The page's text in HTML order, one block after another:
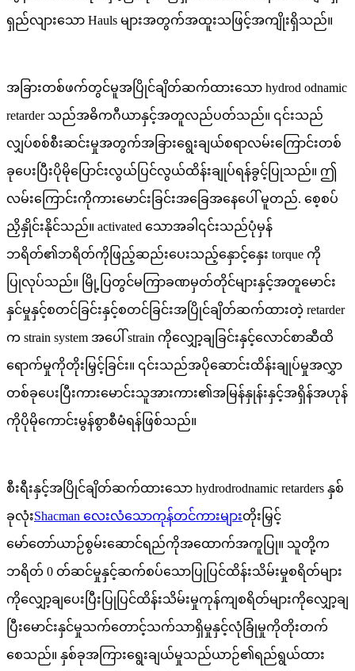
ရှည်လျားသော Hauls များအတွက်အထူးသဖြင့်အကျိုးရှိသည်။
အခြားတစ်ဖက်တွင်မူအပြိုင်ချိတ်ဆက်ထားသော hydrod odnamic
retarder သည်အဓိကဂီယာနှင့်အတူလည်ပတ်သည်။ ၎င်းသည်
လျှပ်စစ်စီးဆင်းမှုအတွက်အခြားရွေးချယ်စရာလမ်းကြောင်းတစ်
ခုပေးပြီးပိုမိုပြောင်းလွယ်ပြင်လွယ်ထိန်းချုပ်ရန်ခွင့်ပြုသည်။ ဤ
လမ်းကြောင်းကိုကားမောင်းခြင်းအခြေအနေပေါ် မူတည်. စေ့စပ်
ညှိနှိုင်းနိုင်သည်။ activated သောအခါ၎င်းသည်ပုံမှန်
ဘရိတ်၏ဘရိတ်ကိုဖြည့်ဆည်းပေးသည့်နှောင့်နှေး torque ကို
ပြုလုပ်သည်။ မြို့ပြတွင်မကြာခဏမှတ်တိုင်များနှင့်အတူမောင်း
နှင်မှုနှင့်စတင်ခြင်းနှင့်စတင်ခြင်းအပြိုင်ချိတ်ဆက်ထားတဲ့ retarder
က strain system အပေါ် strain ကိုလျှော့ချခြင်းနှင့်လောင်စာဆီထိ
ရောက်မှုကိုတိုးမြှင့်ခြင်း။ ၎င်းသည်အပိုဆောင်းထိန်းချုပ်မှုအလွှာ
တစ်ခုပေးပြီးကားမောင်းသူအားကား၏အမြန်နှုန်းနှင့်အရှိန်အဟုန်
ကိုပိုမိုကောင်းမွန်စွာစီမံရန်ဖြစ်သည်။
စီးရီးနှင့်အပြိုင်ချိတ်ဆက်ထားသော hydrodrodnamic retarders နှစ်
ခုလုံးShacman လေးလံသောကုန်တင်ကားများတိုးမြှင့်
မော်တော်ယာဉ်စွမ်းဆောင်ရည်ကိုအထောက်အကူပြု။ သူတို့က
ဘရိတ် 0 တ်ဆင်မှုနှင့်ဆက်စပ်သောပြုပြင်ထိန်းသိမ်းမှုစရိတ်များ
ကိုလျှော့ချပေးပြီးပြုပြင်ထိန်းသိမ်းမှုကုန်ကျစရိတ်များကိုလျှော့ချ
ပြီးမောင်းနှင်မှုသက်တောင့်သက်သာရှိမှုနှင့်လုံခြုံမှုကိုတိုးတက်
စေသည်။ နှစ်ခုအကြားရွေးချယ်မှုသည်ယာဉ်၏ရည်ရွယ်ထား